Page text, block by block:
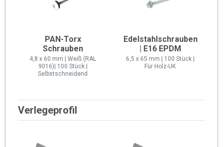
PAN-Torx
Schrauben
4,8 x 60 mm | Weiß (RAL
9016)| 100 Stück |
Selbstschneidend
Edelstahlschrauben
| E16 EPDM
6,5 x 65 mm | 100 Stück |
Für Holz-UK
Verlegeprofil